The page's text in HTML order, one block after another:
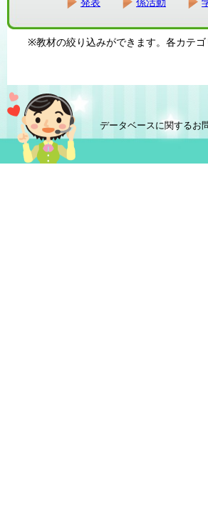
※教材の絞り込みができます。各カテ
データベースに関するお